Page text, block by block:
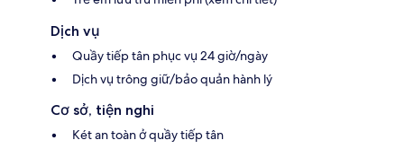
Dịch vụ
Quầy tiếp tân phục vụ 24 giờ/ngày
Dịch vụ trông giữ/bảo quản hành lý
Cơ sở, tiện nghi
Két an toàn ở quầy tiếp tân